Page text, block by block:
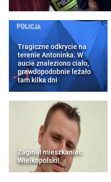
Tragiczne odkrycie na
terenie Antoninka. W
aucie znaleziono ciało,
prawdopodobnie leżało
tam kilka dni
Zaginął mieszkaniec
Wielkopolski!